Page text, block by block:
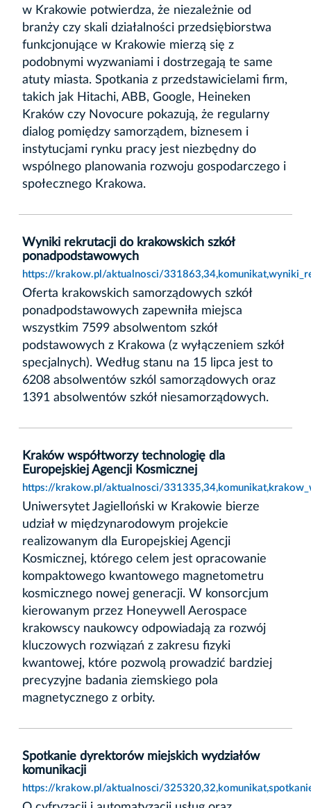
w Krakowie potwierdza, że niezależnie od
branży czy skali działalności przedsiębiorstwa
funkcjonujące w Krakowie mierzą się z
podobnymi wyzwaniami i dostrzegają te same
atuty miasta. Spotkania z przedstawicielami firm,
takich jak Hitachi, ABB, Google, Heineken
Kraków czy Novocure pokazują, że regularny
dialog pomiędzy samorządem, biznesem i
instytucjami rynku pracy jest niezbędny do
wspólnego planowania rozwoju gospodarczego i
społecznego Krakowa.
Wyniki rekrutacji do krakowskich szkół
ponadpodstawowych
https://krakow.pl/aktualnosci/
Oferta krakowskich samorządowych szkół
ponadpodstawowych zapewniła miejsca
wszystkim 7599 absolwentom szkół
podstawowych z Krakowa (z wyłączeniem szkół
specjalnych). Według stanu na 15 lipca jest to
6208 absolwentów szkól samorządowych oraz
1391 absolwentów szkół niesamorządowych.
Kraków współtworzy technologię dla
Europejskiej Agencji Kosmicznej
https://krakow.pl/aktualnosci/
Uniwersytet Jagielloński w Krakowie bierze
udział w międzynarodowym projekcie
realizowanym dla Europejskiej Agencji
Kosmicznej, którego celem jest opracowanie
kompaktowego kwantowego magnetometru
kosmicznego nowej generacji. W konsorcjum
kierowanym przez Honeywell Aerospace
krakowscy naukowcy odpowiadają za rozwój
kluczowych rozwiązań z zakresu fizyki
kwantowej, które pozwolą prowadzić bardziej
precyzyjne badania ziemskiego pola
magnetycznego z orbity.
Spotkanie dyrektorów miejskich wydziałów
komunikacji
https://krakow.pl/aktualnosci/